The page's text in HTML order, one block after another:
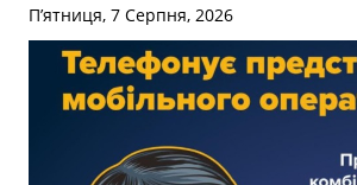
П’ятниця, 7 Серпня, 2026